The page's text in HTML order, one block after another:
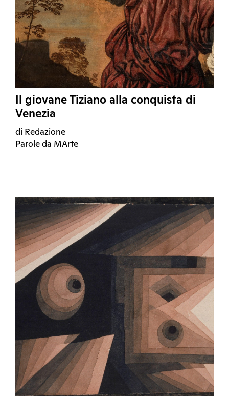
Il giovane Tiziano alla conquista di
Venezia
di Redazione
Parole da MArte